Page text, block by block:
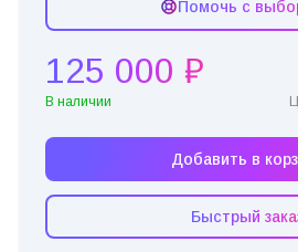
Помочь с
125 000 ₽
В наличии
Добавить в
Быстрый